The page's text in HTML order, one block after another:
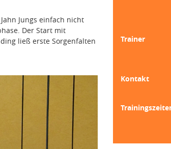
Jungs einfach nicht
Der Start mit
ließ erste Sorgenfalten
Trainer
Kontakt